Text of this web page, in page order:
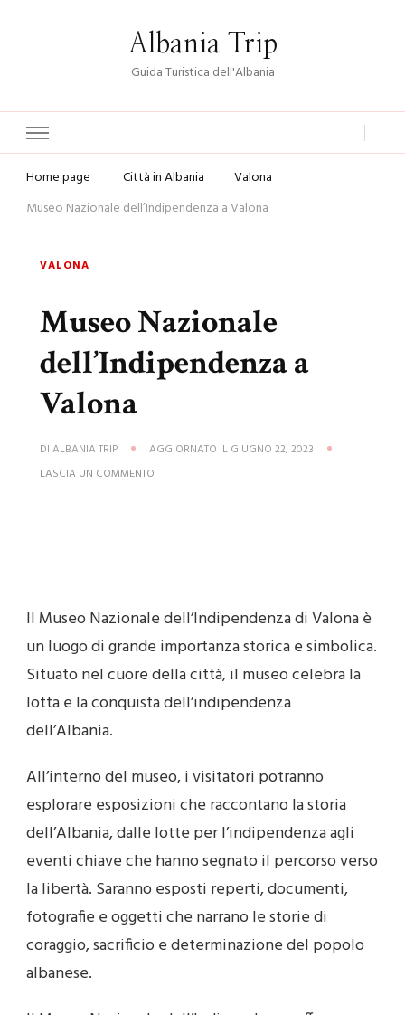
Albania Trip
Guida Turistica dell'Albania
Home page Città in Albania
Valona
Museo Nazionale dell’Indipendenza a Valona
VALONA
Museo Nazionale
dell’Indipendenza a
Valona
DI ALBANIA TRIP AGGIORNATO IL GIUGNO 22, 2023
LASCIA UN COMMENTO
Il Museo Nazionale dell’Indipendenza di Valona è
un luogo di grande importanza storica e simbolica.
Situato nel cuore della città, il museo celebra la
lotta e la conquista dell’indipendenza
dell’Albania.
All’interno del museo, i visitatori potranno
esplorare esposizioni che raccontano la storia
dell’Albania, dalle lotte per l’indipendenza agli
eventi chiave che hanno segnato il percorso verso
la libertà. Saranno esposti reperti, documenti,
fotografie e oggetti che narrano le storie di
coraggio, sacrificio e determinazione del popolo
albanese.